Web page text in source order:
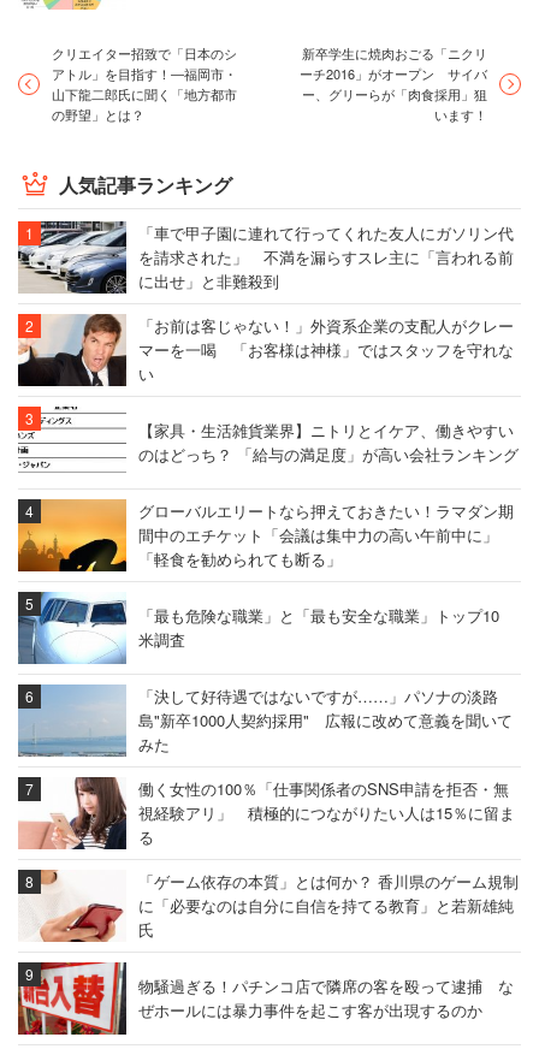
クリエイター招致で「日本のシ
アトル」を目指す！―福岡市・
山下龍二郎氏に聞く「地方都市
の野望」とは？
新卒学生に焼肉おごる「ニクリ
ーチ2016」がオープン サイバ
ー、グリーらが「肉食採用」狙
います！
人気記事ランキング
「車で甲子園に連れて行ってくれた友人にガソリン代
を請求された」 不満を漏らすスレ主に「言われる前
に出せ」と非難殺到
「お前は客じゃない！」外資系企業の支配人がクレー
マーを一喝 「お客様は神様」ではスタッフを守れな
い
【家具・生活雑貨業界】ニトリとイケア、働きやすい
のはどっち？ 「給与の満足度」が高い会社ランキング
グローバルエリートなら押えておきたい！ラマダン期
間中のエチケット「会議は集中力の高い午前中に」
「軽食を勧められても断る」
「最も危険な職業」と「最も安全な職業」トップ10
米調査
「決して好待遇ではないですが……」パソナの淡路
島"新卒1000人契約採用" 広報に改めて意義を聞いて
みた
働く女性の100％「仕事関係者のSNS申請を拒否・無
視経験アリ」 積極的につながりたい人は15％に留ま
る
「ゲーム依存の本質」とは何か？ 香川県のゲーム規制
に「必要なのは自分に自信を持てる教育」と若新雄純
氏
物騒過ぎる！パチンコ店で隣席の客を殴って逮捕 な
ぜホールには暴力事件を起こす客が出現するのか